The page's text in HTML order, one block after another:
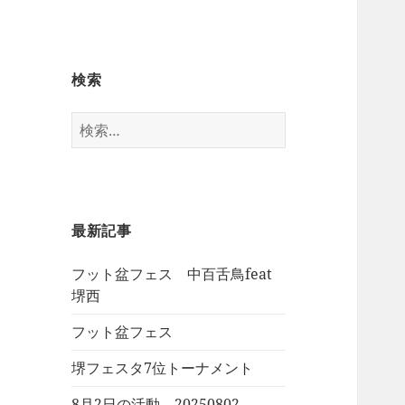
検索
検
索:
最新記事
フット盆フェス 中百舌鳥feat
堺西
フット盆フェス
堺フェスタ7位トーナメント